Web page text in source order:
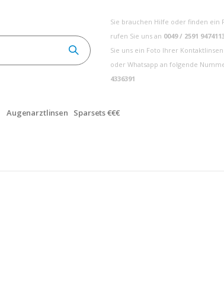
Sie brauchen Hilfe oder finden ein
rufen Sie uns an 0049 / 2591
Sie uns ein Foto Ihrer
oder Whatsapp an folgende
4336391
Augenarztlinsen Sparsets €€€